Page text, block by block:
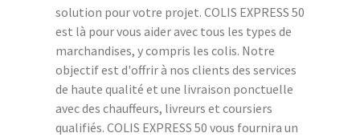
solution pour votre projet. COLIS EXPRESS 50
est là pour vous aider avec tous les types de
marchandises, y compris les colis. Notre
objectif est d'offrir à nos clients des services
de haute qualité et une livraison ponctuelle
avec des chauffeurs, livreurs et coursiers
qualifiés. COLIS EXPRESS 50 vous fournira un